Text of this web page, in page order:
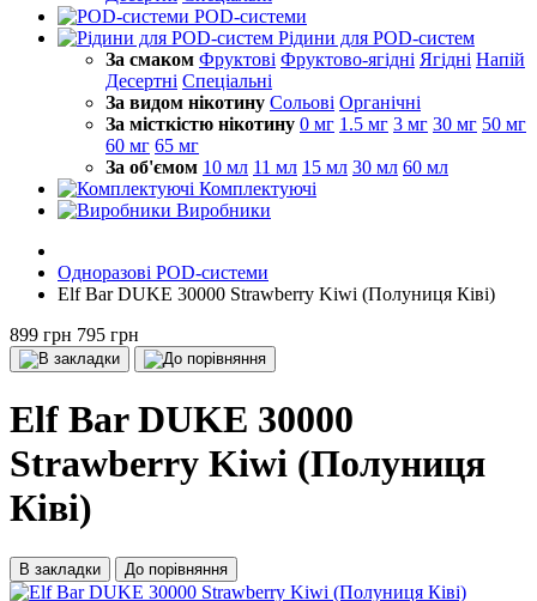
POD-системи
Рідини для POD-систем
За смаком Фруктові Фруктово-ягідні Ягідні Напій
Десертні Спеціальні
За видом нікотину Сольові Органічні
За місткістю нікотину 0 мг 1.5 мг 3 мг 30 мг 50 мг
60 мг 65 мг
За об'ємом 10 мл 11 мл 15 мл 30 мл 60 мл
Комплектуючі
Виробники
Одноразові POD-системи
Elf Bar DUKE 30000 Strawberry Kiwi (Полуниця Ківі)
899 грн 795 грн
Elf Bar DUKE 30000
Strawberry Kiwi (Полуниця
Ківі)
В закладки До порівняння